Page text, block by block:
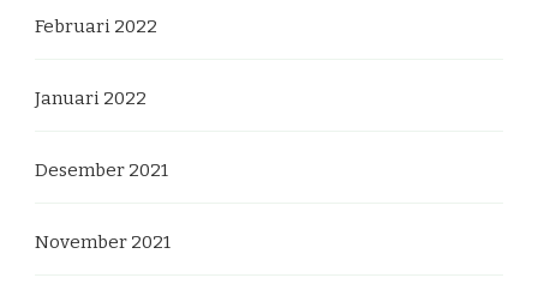
Februari 2022
Januari 2022
Desember 2021
November 2021